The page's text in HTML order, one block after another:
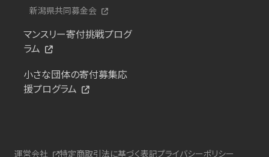
新潟県共同募金会
マンスリー寄付挑戦プログ
ラム
小さな団体の寄付募集応
援プログラム
運営会社 特定商取引法に基づく表記プライバシーポリシー